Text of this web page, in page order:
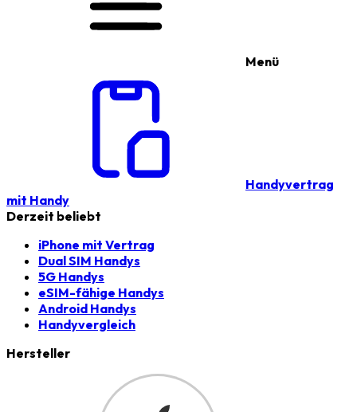
Menü
Handyvertrag
mit Handy
Derzeit beliebt
iPhone mit Vertrag
Dual SIM Handys
5G Handys
eSIM-fähige Handys
Android Handys
Handyvergleich
Hersteller